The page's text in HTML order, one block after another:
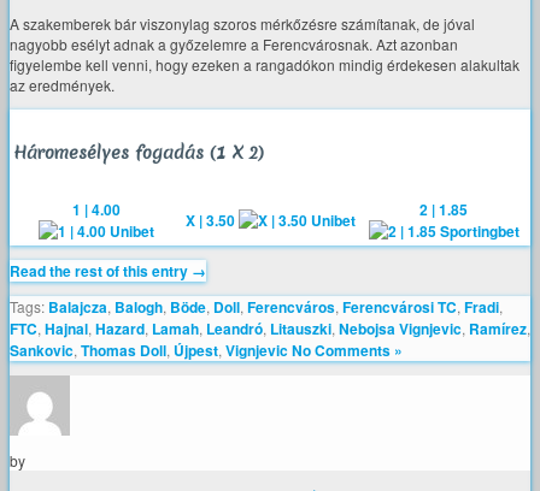
A szakemberek bár viszonylag szoros mérkőzésre számítanak, de jóval
nagyobb esélyt adnak a győzelemre a Ferencvárosnak. Azt azonban
figyelembe kell venni, hogy ezeken a rangadókon mindig érdekesen alakultak
az eredmények.
Háromesélyes fogadás (1 X 2)
1 | 4.00 X | 3.50 2 | 1.85
Read the rest of this entry →
Tags: Balajcza, Balogh, Böde, Doll, Ferencváros, Ferencvárosi TC, Fradi,
FTC, Hajnal, Hazard, Lamah, Leandró, Litauszki, Nebojsa Vignjevic, Ramírez,
Sankovic, Thomas Doll, Újpest, VignjevicNo Comments »
by